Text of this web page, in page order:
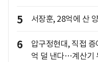
5 서장훈, 28억에 산
6
압구정현대, 직접
억 덜 낸다…계산기